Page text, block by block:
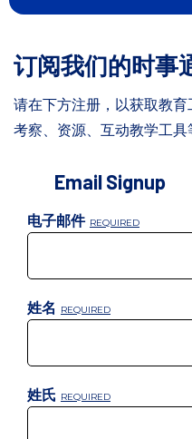
订阅我们的时事
请在下方注册，以获取教
考察、资源、互动教学工具
Email Signup
电子邮件
姓名
姓氏